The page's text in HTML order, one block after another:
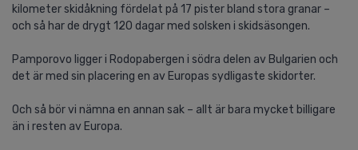
kilometer skidåkning fördelat på 17 pister bland stora granar –
och så har de drygt 120 dagar med solsken i skidsäsongen.
Pamporovo ligger i Rodopabergen i södra delen av Bulgarien och
det är med sin placering en av Europas sydligaste skidorter.
Och så bör vi nämna en annan sak – allt är bara mycket billigare
än i resten av Europa.